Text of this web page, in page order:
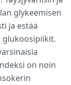
glykeemisen
ja estää
glukoosipiikit.
on noin